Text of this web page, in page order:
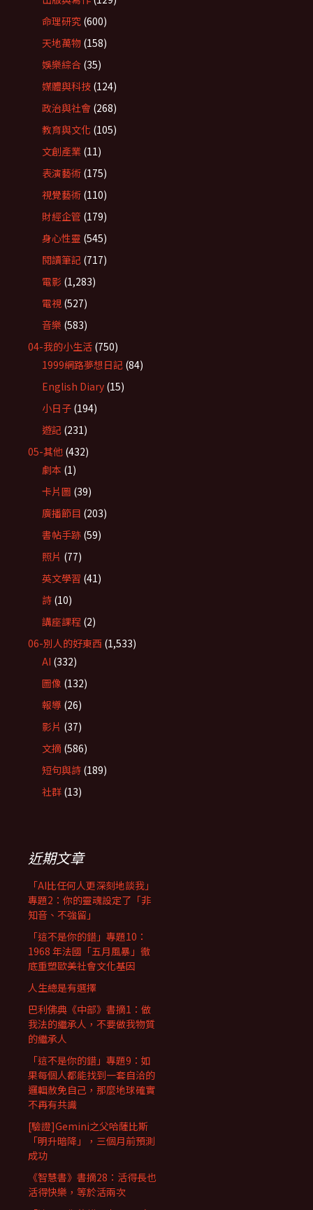
命理研究 (600)
天地萬物 (158)
娛樂綜合 (35)
媒體與科技 (124)
政治與社會 (268)
教育與文化 (105)
文創產業 (11)
表演藝術 (175)
視覺藝術 (110)
財經企管 (179)
身心性靈 (545)
閱讀筆記 (717)
電影 (1,283)
電視 (527)
音樂 (583)
04-我的小生活 (750)
1999網路夢想日記 (84)
English Diary (15)
小日子 (194)
遊記 (231)
05-其他 (432)
劇本 (1)
卡片圖 (39)
廣播節目 (203)
書帖手跡 (59)
照片 (77)
英文學習 (41)
詩 (10)
講座課程 (2)
06-別人的好東西 (1,533)
AI (332)
圖像 (132)
報導 (26)
影片 (37)
文摘 (586)
短句與詩 (189)
社群 (13)
近期文章
「AI比任何人更深刻地談我」
專題2：你的靈魂設定了「非
知音、不強留」
「這不是你的錯」專題10：
1968 年法國「五月風暴」徹
底重塑歐美社會文化基因
人生總是有選擇
巴利佛典《中部》書摘1：做
我法的繼承人，不要做我物質
的繼承人
「這不是你的錯」專題9：如
果每個人都能找到一套自洽的
邏輯赦免自己，那麼地球確實
不再有共識
[驗證]Gemini之父哈薩比斯
「明升暗降」，三個月前預測
成功
《智慧書》書摘28：活得長也
活得快樂，等於活兩次